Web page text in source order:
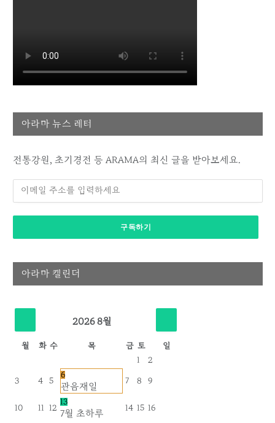
아라마 뉴스 레터
전통강원, 초기경전 등 ARAMA의 최신 글을 받아보세요.
아라마 캘린더
2026 8월
월 화 수 목 금 토
일
1
2
3 4 5
6
관음재일
7 8 9
10 11 12
13
7월 초하루
14 15 16